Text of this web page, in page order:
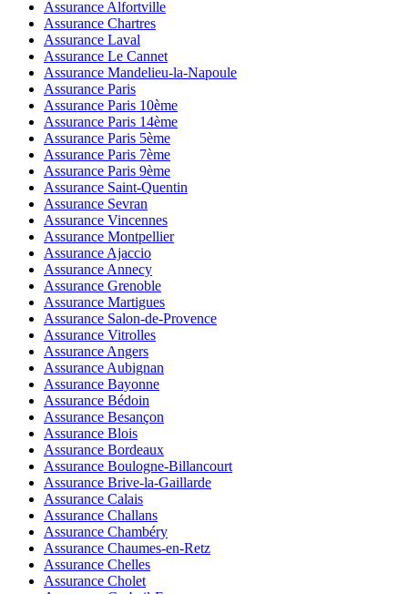
Assurance Alfortville
Assurance Chartres
Assurance Laval
Assurance Le Cannet
Assurance Mandelieu-la-Napoule
Assurance Paris
Assurance Paris 10ème
Assurance Paris 14ème
Assurance Paris 5ème
Assurance Paris 7ème
Assurance Paris 9ème
Assurance Saint-Quentin
Assurance Sevran
Assurance Vincennes
Assurance Montpellier
Assurance Ajaccio
Assurance Annecy
Assurance Grenoble
Assurance Martigues
Assurance Salon-de-Provence
Assurance Vitrolles
Assurance Angers
Assurance Aubignan
Assurance Bayonne
Assurance Bédoin
Assurance Besançon
Assurance Blois
Assurance Bordeaux
Assurance Boulogne-Billancourt
Assurance Brive-la-Gaillarde
Assurance Calais
Assurance Challans
Assurance Chambéry
Assurance Chaumes-en-Retz
Assurance Chelles
Assurance Cholet